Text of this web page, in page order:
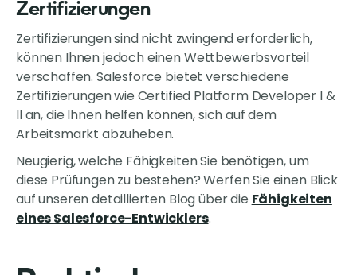
Zertifizierungen
Zertifizierungen sind nicht zwingend erforderlich,
können Ihnen jedoch einen Wettbewerbsvorteil
verschaffen. Salesforce bietet verschiedene
Zertifizierungen wie Certified Platform Developer I &
II an, die Ihnen helfen können, sich auf dem
Arbeitsmarkt abzuheben.
Neugierig, welche Fähigkeiten Sie benötigen, um
diese Prüfungen zu bestehen? Werfen Sie einen Blick
auf unseren detaillierten Blog über die Fähigkeiten
eines Salesforce-Entwicklers.